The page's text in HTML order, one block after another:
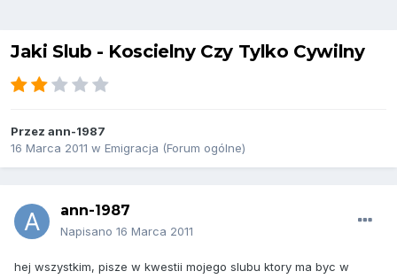
Jaki Slub - Koscielny Czy Tylko Cywilny
Przez ann-1987
16 Marca 2011 w Emigracja (Forum ogólne)
ann-1987
Napisano 16 Marca 2011
hej wszystkim, pisze w kwestii mojego slubu ktory ma byc w